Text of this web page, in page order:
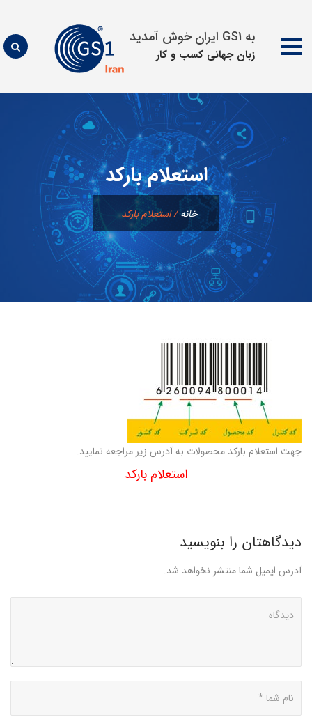
به GS1 ایران خوش آمدید
زبان جهانی كسب و كار
محتوا
استعلام بارکد
خانه/استعلام بارکد
جهت استعلام بارکد محصولات به آدرس زیر مراجعه نمایید.
استعلام بارکد
دیدگاهتان را بنویسید
آدرس ایمیل شما منتشر نخواهد شد.